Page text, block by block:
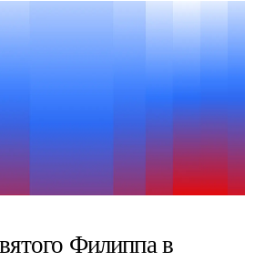
Филиппа в